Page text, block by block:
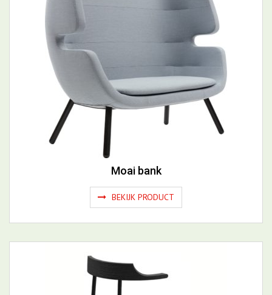
Moai bank
BEKIJK PRODUCT